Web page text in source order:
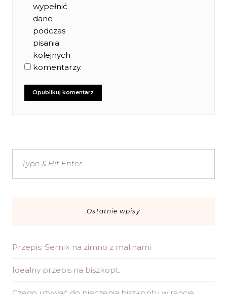
wypełnić
dane
podczas
pisania
kolejnych
komentarzy.
Ostatnie wpisy
Przepis: Sernik na zimno z malinami
Idealny przepis na biszkopt.